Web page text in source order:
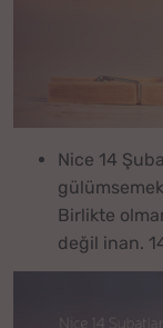
Nice 14
Birlikte
değil inan.